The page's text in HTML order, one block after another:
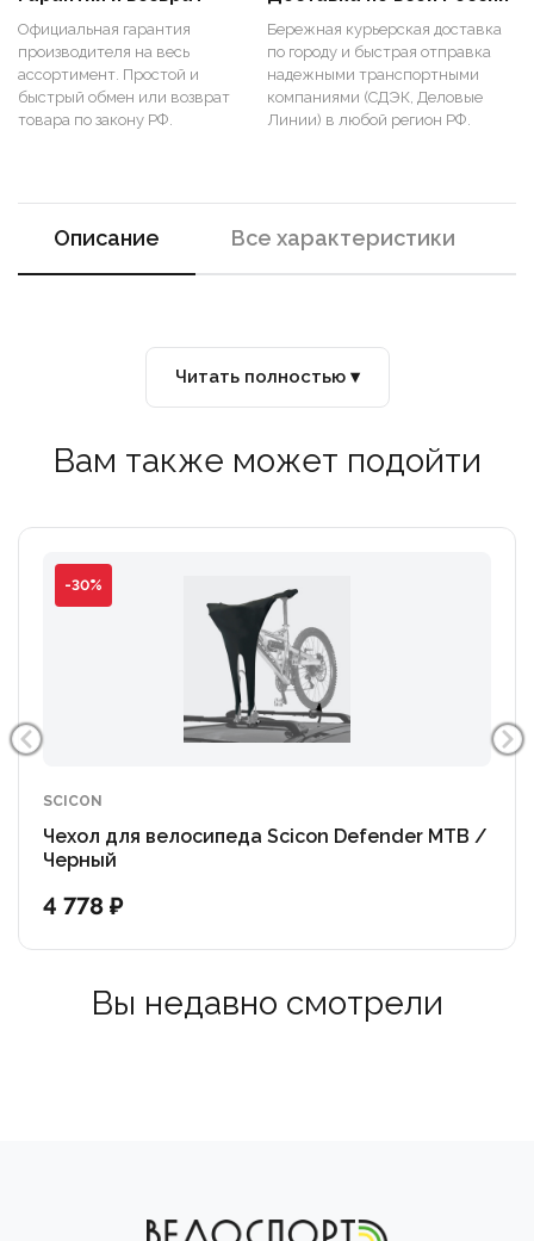
Официальная гарантия
производителя на весь
ассортимент. Простой и
быстрый обмен или возврат
товара по закону РФ.
Бережная курьерская доставка
по городу и быстрая отправка
надежными транспортными
компаниями (СДЭК, Деловые
Линии) в любой регион РФ.
Описание Все характеристики
Читать полностью ▾
Вам также может подойти
-30%
SCICON
Чехол для велосипеда Scicon Defender MTB /
Черный
4 778 ₽
Вы недавно смотрели